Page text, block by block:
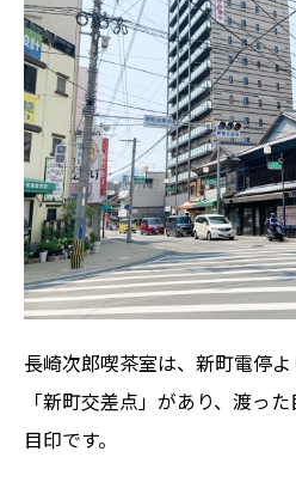
長崎次郎喫茶室は、新町電停
「新町交差点」があり、渡っ
目印です。